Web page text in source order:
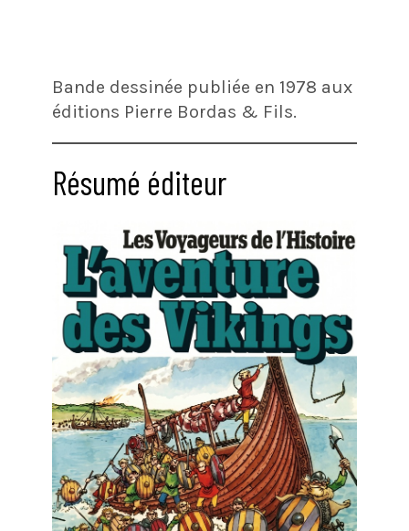
Bande dessinée publiée en 1978 aux
éditions Pierre Bordas & Fils.
Résumé éditeur